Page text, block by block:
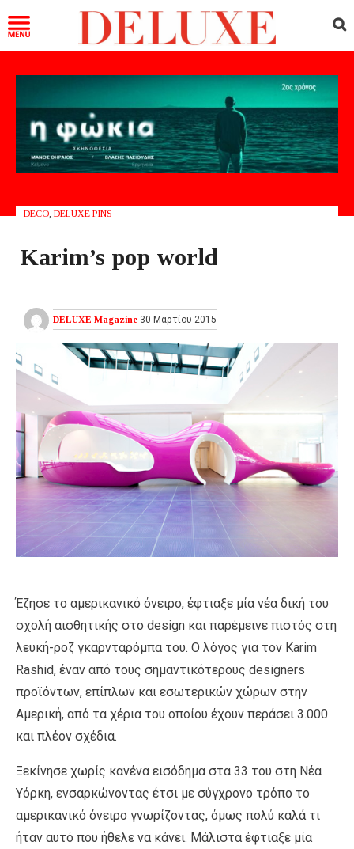
DECO DELUXE PINS
Karim’s pop world
DELUXE Magazine 30 Μαρτίου 2015
Έζησε το αμερικανικό όνειρο, έφτιαξε μία νέα δική του
σχολή αισθητικής στο design και παρέμεινε πιστός στη
λευκή-ροζ γκαρνταρόμπα του. Ο λόγος για τον Karim
Rashid, έναν από τους σημαντικότερους designers
προϊόντων, επίπλων και εσωτερικών χώρων στην
Αμερική, από τα χέρια του οποίου έχουν περάσει 3.000
και πλέον σχέδια.
Ξεκίνησε χωρίς κανένα εισόδημα στα 33 του στη Νέα
Υόρκη, ενσαρκώνοντας έτσι με σύγχρονο τρόπο το
αμερικανικό όνειρο γνωρίζοντας, όμως πολύ καλά τι
ήταν αυτό που ήθελε να κάνει. Μάλιστα έφτιαξε μία